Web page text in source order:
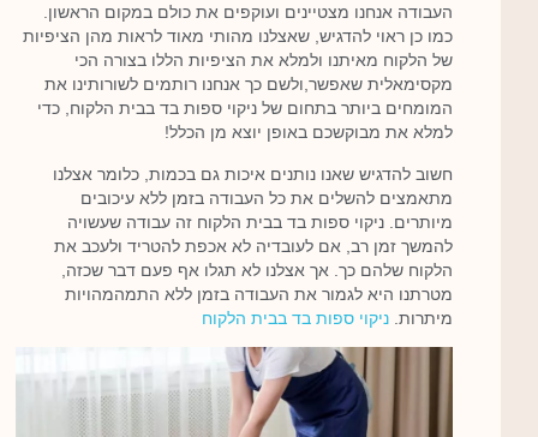
העבודה אנחנו מצטיינים ועוקפים את כולם במקום הראשון.
כמו כן ראוי להדגיש, שאצלנו מהותי מאוד לראות מהן הציפיות
של הלקוח מאיתנו ולמלא את הציפיות הללו בצורה הכי
מקסימאלית שאפשר,ולשם כך אנחנו רותמים לשורותינו את
המומחים ביותר בתחום של ניקוי ספות בד בבית הלקוח, כדי
למלא את מבוקשכם באופן יוצא מן הכלל!
חשוב להדגיש שאנו נותנים איכות גם בכמות, כלומר אצלנו
מתאמצים להשלים את כל העבודה בזמן ללא עיכובים
מיותרים. ניקוי ספות בד בבית הלקוח זה עבודה שעשויה
להמשך זמן רב, אם לעובדיה לא אכפת להטריד ולעכב את
הלקוח שלהם כך. אך אצלנו לא תגלו אף פעם דבר שכזה,
מטרתנו היא לגמור את העבודה בזמן ללא התמהמהויות
מיתרות. ניקוי ספות בד בבית הלקוח